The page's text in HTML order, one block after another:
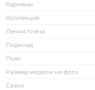
Карманы
Коллекция
Линия плеча
Подклад
Пояс
Размер модели на фото
Сезон